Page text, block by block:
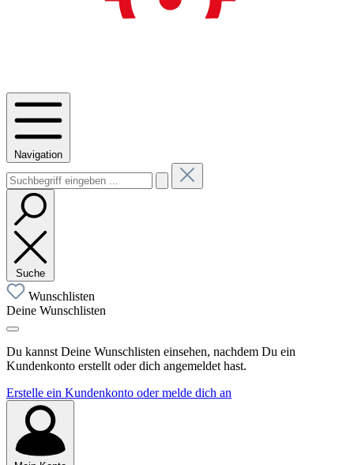
Navigation
Suche
Wunschlisten
Deine Wunschlisten
Du kannst Deine Wunschlisten einsehen, nachdem Du ein
Kundenkonto erstellt oder dich angemeldet hast.
Erstelle ein Kundenkonto oder melde dich an